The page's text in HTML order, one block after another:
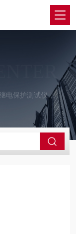
电保护测试仪